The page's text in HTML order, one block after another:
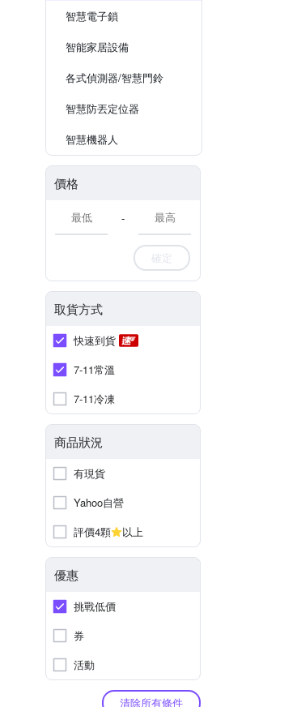
智慧電子鎖
智能家居設備
各式偵測器/智慧門鈴
智慧防丟定位器
智慧機器人
價格
-
確定
取貨方式
快速到貨
7-11常溫
7-11冷凍
商品狀況
有現貨
Yahoo自營
評價4顆
以上
優惠
挑戰低價
券
活動
清除所有條件